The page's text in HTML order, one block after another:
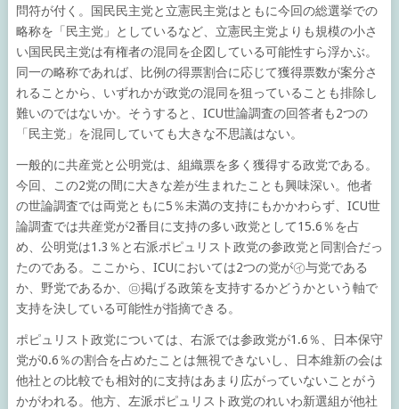
問符が付く。国民民主党と立憲民主党はともに今回の総選挙での
略称を「民主党」としているなど、立憲民主党よりも規模の小さ
い国民民主党は有権者の混同を企図している可能性すら浮かぶ。
同一の略称であれば、比例の得票割合に応じて獲得票数が案分さ
れることから、いずれかが政党の混同を狙っていることも排除し
難いのではないか。そうすると、ICU世論調査の回答者も2つの
「民主党」を混同していても大きな不思議はない。
一般的に共産党と公明党は、組織票を多く獲得する政党である。
今回、この2党の間に大きな差が生まれたことも興味深い。他者
の世論調査では両党ともに5％未満の支持にもかかわらず、ICU世
論調査では共産党が2番目に支持の多い政党として15.6％を占
め、公明党は1.3％と右派ポピュリスト政党の参政党と同割合だっ
たのである。ここから、ICUにおいては2つの党が㋑与党である
か、野党であるか、㋺掲げる政策を支持するかどうかという軸で
支持を決している可能性が指摘できる。
ポピュリスト政党については、右派では参政党が1.6％、日本保守
党が0.6％の割合を占めたことは無視できないし、日本維新の会は
他社との比較でも相対的に支持はあまり広がっていないことがう
かがわれる。他方、左派ポピュリスト政党のれいわ新選組が他社